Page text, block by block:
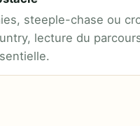
steeple-chase ou
lecture du